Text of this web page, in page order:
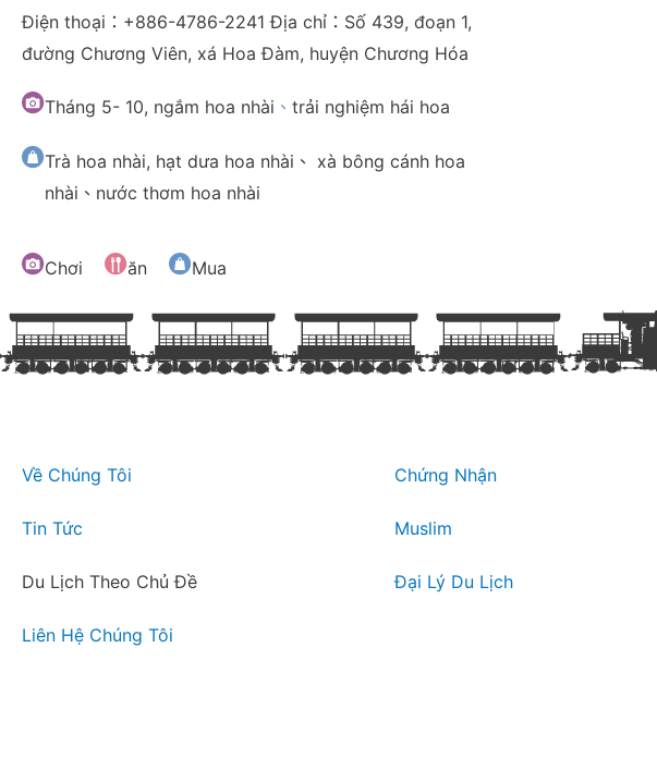
Điện thoại：+886-4786-2241 Địa chỉ：Số 439, đoạn 1,
đường Chương Viên, xá Hoa Đàm, huyện Chương Hóa
Tháng 5- 10, ngắm hoa nhài 、 trải nghiệm hái hoa
Trà hoa nhài, hạt dưa hoa nhài 、 xà bông cánh hoa
nhài 、 nước thơm hoa nhài
Chơi ăn Mua
Về Chúng Tôi
Tin Tức
Du Lịch Theo Chủ Đề
Liên Hệ Chúng Tôi
Chứng Nhận
Muslim
Đại Lý Du Lịch